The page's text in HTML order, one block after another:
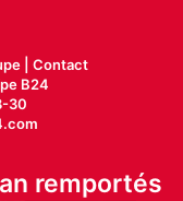
| Contact
B24
30
remportés